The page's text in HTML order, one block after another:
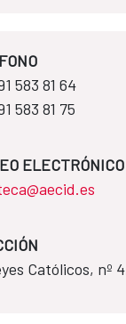
583 81 64​​
583 81 75
ELECTRÓNICO
Católicos, nº